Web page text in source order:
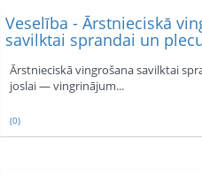
Veselība - Ārstnieciskā
savilktai sprandai un
Ārstnieciskā vingrošana savilktai
joslai — vingrinājum...
(0)